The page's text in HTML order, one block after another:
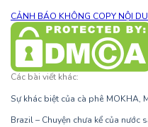
CẢNH BÁO KHÔNG COPY NỘI
Các bài viết khác:
Sự khác biệt của cà phê MOKHA,
Brazil – Chuyện chưa kể của nước